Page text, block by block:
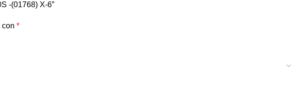
-(01768) X-6”
con *